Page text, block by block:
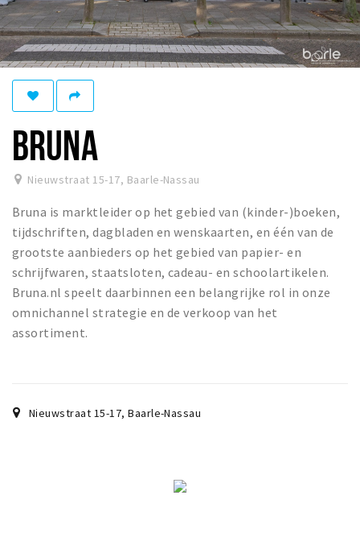
Agenda
Deals
Eten
Slapen
Recreatief
Winkels
Winkelgebieden
Parkeren
Bezienswaardigheden
Enclaves
Fietsroutes
BRUNA
Nieuwstraat 15-17, Baarle-Nassau
Bruna is marktleider op het gebied van (kinder-)boeken,
tijdschriften, dagbladen en wenskaarten, en één van de
grootste aanbieders op het gebied van papier- en
schrijfwaren, staatsloten, cadeau- en schoolartikelen.
Bruna.nl speelt daarbinnen een belangrijke rol in onze
omnichannel strategie en de verkoop van het
assortiment.
Nieuwstraat 15-17,Baarle-Nassau